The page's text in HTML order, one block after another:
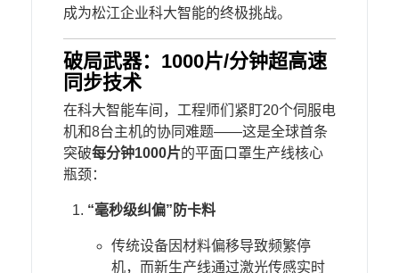
成为松江企业科大智能的终极挑战。
​破局武器：1000片/分钟超高速
同步技术​
在科大智能车间，工程师们紧盯20个伺服电
机和8台主机的协同难题——这是全球首条
突破​​每分钟1000片​​的平面口罩生产线核心
瓶颈：
​“毫秒级纠偏”防卡料​
传统设备因材料偏移导致频繁停
机，而新生产线通过激光传感实时